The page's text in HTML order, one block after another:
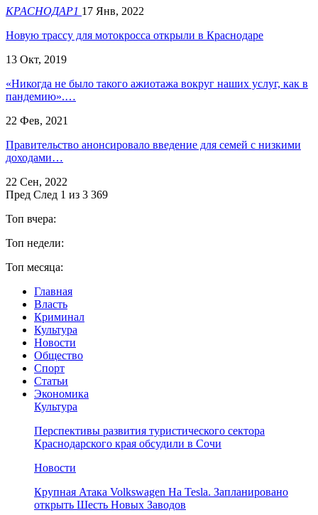
КРАСНОДАР1 17 Янв, 2022
Новую трассу для мотокросса открыли в Краснодаре
13 Окт, 2019
«Никогда не было такого ажиотажа вокруг наших услуг, как в
пандемию».…
22 Фев, 2021
Правительство анонсировало введение для семей с низкими
доходами…
22 Сен, 2022
Пред След 1 из 3 369
Топ вчера:
Топ недели:
Топ месяца:
Главная
Власть
Криминал
Культура
Новости
Общество
Спорт
Статьи
Экономика
Культура
Перспективы развития туристического сектора
Краснодарского края обсудили в Сочи
Новости
Крупная Атака Volkswagen На Tesla. Запланировано
открыть Шесть Новых Заводов